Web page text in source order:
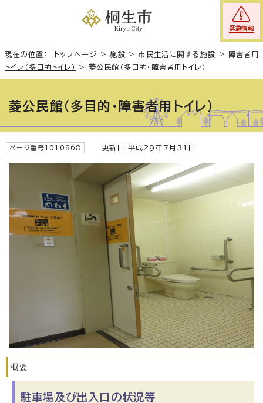
緊急情報
現在の位置： トップページ >施設 >市民生活に関する施設 >
障害者用
トイレ（多目的トイレ）
> 菱公民館（多目的・障害者用トイレ）
菱公民館（多目的・障害者用トイレ）
ページ番号1010868 更新日 平成29年7月31日
概要
駐車場及び出入口の状況等